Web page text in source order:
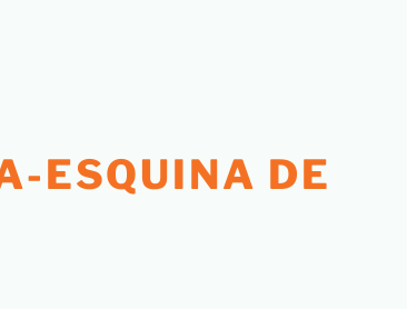
ESQUINA DE